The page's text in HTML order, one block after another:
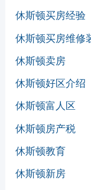
休斯顿买房经验
休斯顿买房维修
休斯顿卖房
休斯顿好区介绍
休斯顿富人区
休斯顿房产税
休斯顿教育
休斯顿新房